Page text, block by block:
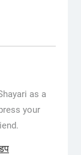
as a
your